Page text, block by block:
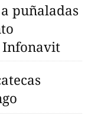
puñaladas
Infonavit